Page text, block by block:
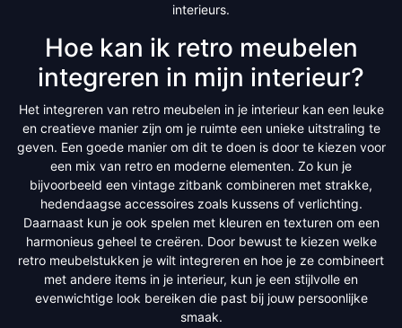
interieurs.
Hoe kan ik retro meubelen
integreren in mijn interieur?
Het integreren van retro meubelen in je interieur kan een leuke
en creatieve manier zijn om je ruimte een unieke uitstraling te
geven. Een goede manier om dit te doen is door te kiezen voor
een mix van retro en moderne elementen. Zo kun je
bijvoorbeeld een vintage zitbank combineren met strakke,
hedendaagse accessoires zoals kussens of verlichting.
Daarnaast kun je ook spelen met kleuren en texturen om een
harmonieus geheel te creëren. Door bewust te kiezen welke
retro meubelstukken je wilt integreren en hoe je ze combineert
met andere items in je interieur, kun je een stijlvolle en
evenwichtige look bereiken die past bij jouw persoonlijke
smaak.